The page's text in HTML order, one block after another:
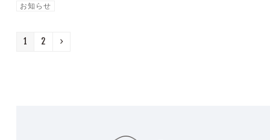
お知らせ
Page
1 Page
2 Next